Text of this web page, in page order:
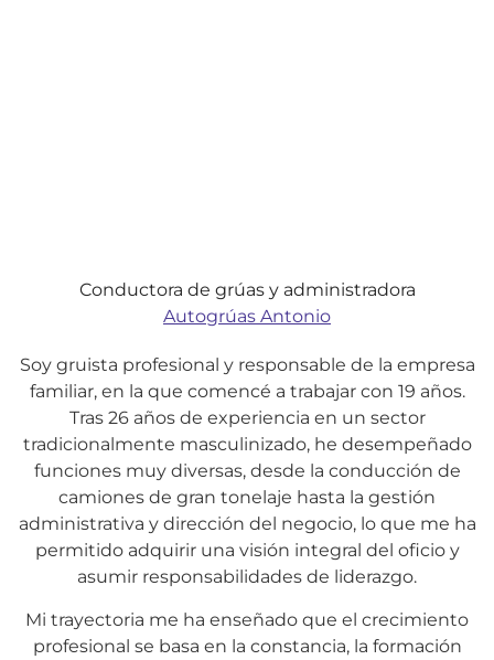
Conductora de grúas y administradora
Autogrúas Antonio
Soy gruista profesional y responsable de la empresa
familiar, en la que comencé a trabajar con 19 años.
Tras 26 años de experiencia en un sector
tradicionalmente masculinizado, he desempeñado
funciones muy diversas, desde la conducción de
camiones de gran tonelaje hasta la gestión
administrativa y dirección del negocio, lo que me ha
permitido adquirir una visión integral del oficio y
asumir responsabilidades de liderazgo.
Mi trayectoria me ha enseñado que el crecimiento
profesional se basa en la constancia, la formación